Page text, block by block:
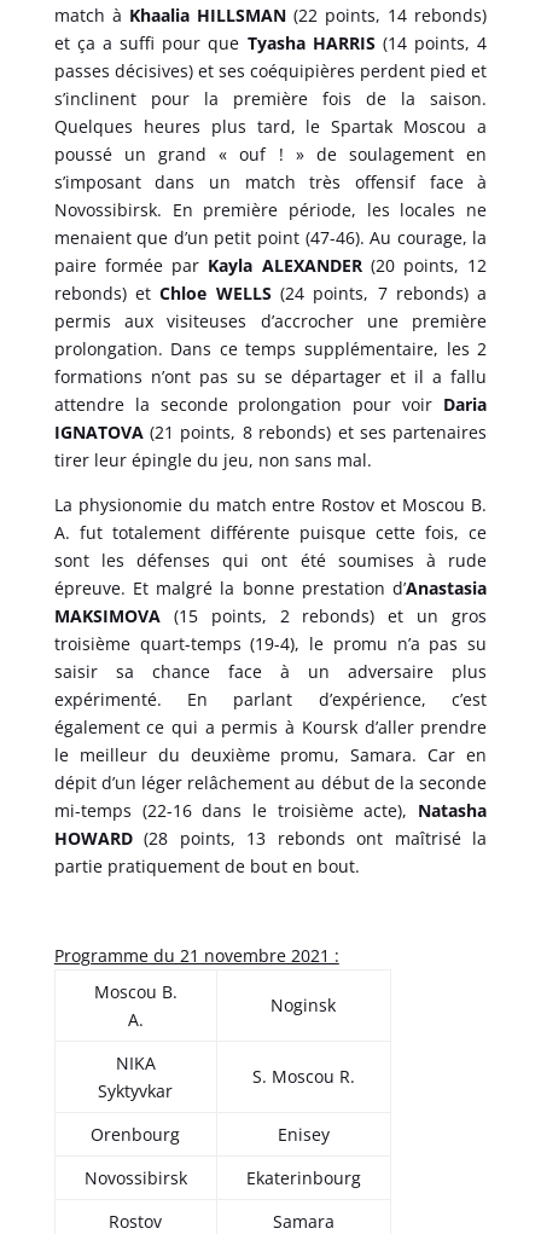
match à Khaalia HILLSMAN(22 points, 14 rebonds)
et ça a suffi pour que Tyasha HARRIS(14 points, 4
passes décisives) et ses coéquipières perdent pied et
s’inclinent pour la première fois de la saison.
Quelques heures plus tard, le Spartak Moscou a
poussé un grand « ouf ! » de soulagement en
s’imposant dans un match très offensif face à
Novossibirsk. En première période, les locales ne
menaient que d’un petit point (47-46). Au courage, la
paire formée par Kayla ALEXANDER(20 points, 12
rebonds) etChloe WELLS(24 points, 7 rebonds) a
permis aux visiteuses d’accrocher une première
prolongation. Dans ce temps supplémentaire, les 2
formations n’ont pas su se départager et il a fallu
attendre la seconde prolongation pour voir Daria
IGNATOVA(21 points, 8 rebonds) et ses partenaires
tirer leur épingle du jeu, non sans mal.
La physionomie du match entre Rostov et Moscou B.
A. fut totalement différente puisque cette fois, ce
sont les défenses qui ont été soumises à rude
épreuve. Et malgré la bonne prestation d’Anastasia
MAKSIMOVA(15 points, 2 rebonds) et un gros
troisième quart-temps (19-4), le promu n’a pas su
saisir sa chance face à un adversaire plus
expérimenté. En parlant d’expérience, c’est
également ce qui a permis à Koursk d’aller prendre
le meilleur du deuxième promu, Samara. Car en
dépit d’un léger relâchement au début de la seconde
mi-temps (22-16 dans le troisième acte), Natasha
HOWARD(28 points, 13 rebonds ont maîtrisé la
partie pratiquement de bout en bout.
Programme du 21 novembre 2021 :
Moscou B.
A.
Noginsk
NIKA
Syktyvkar
S. Moscou R.
Orenbourg
Enisey
Novossibirsk
Ekaterinbourg
Rostov
Samara